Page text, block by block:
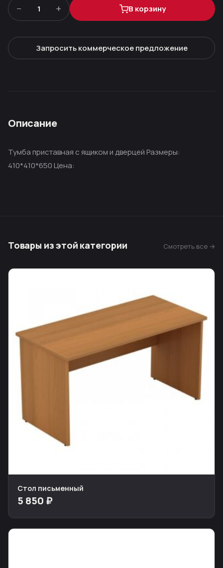
− 1 + В корзину
Запросить коммерческое предложение
Описание
Тумба приставная с ящиком и дверцей Размеры:
410*410*650 Цена:
Товары из этой категории Смотреть все →
Стол письменный
5 850 ₽